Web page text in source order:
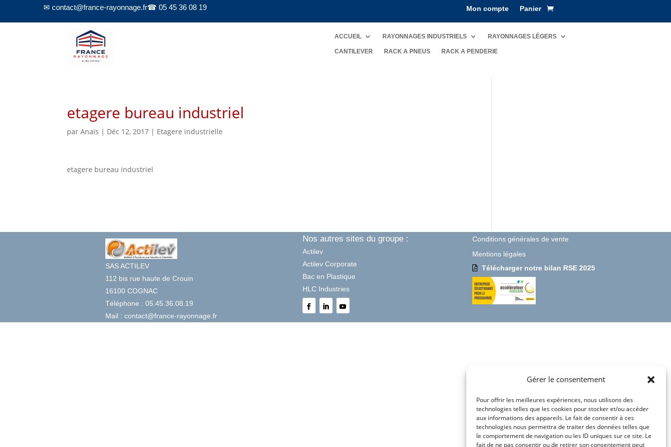
Gérer le consentement
Pour offrir les meilleures expériences, nous utilisons des
technologies telles que les cookies pour stocker et/ou accéder
aux informations des appareils. Le fait de consentir à ces
technologies nous permettra de traiter des données telles que
le comportement de navigation ou les ID uniques sur ce site. Le
fait de ne pas consentir ou de retirer son consentement peut
✉ contact@france-rayonnage.fr☎ 05 45 36 08 19 Mon compte Panier
ACCUEIL RAYONNAGES INDUSTRIELS RAYONNAGES LÉGERS
CANTILEVER RACK A PNEUS RACK A PENDERIE
etagere bureau industriel
parAnaïs | Déc 12, 2017 | Etagere industrielle
etagere bureau industriel
SAS ACTILEV
112 bis rue haute de Crouin
16100 COGNAC
Téléphone : 05.45.36.08.19
Mail : contact@france-rayonnage.fr
Nos autres sites du groupe :
Actilev
Actilev Corporate
Bac en Plastique
HLC Industries
Conditions générales de vente
Mentions légales
Télécharger notre bilan RSE 2025